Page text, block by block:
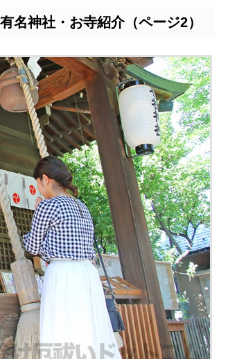
名神社・お寺紹介（ページ2）